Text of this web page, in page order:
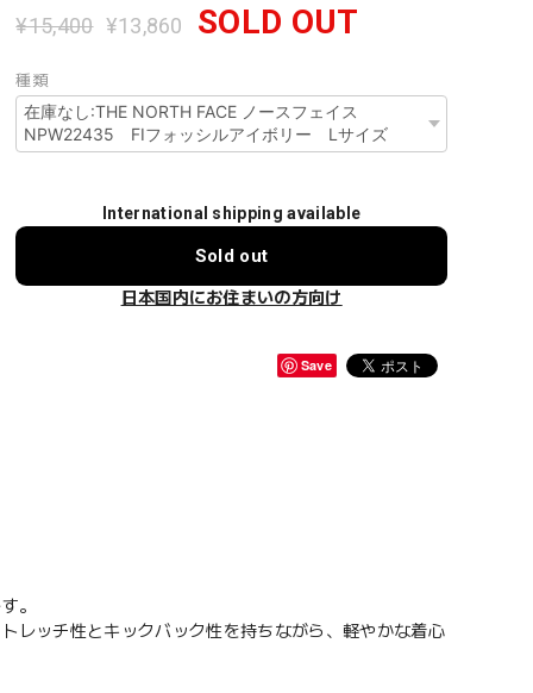
¥15,400 ¥13,860 SOLD OUT
種類
International shipping available
Sold out
日本国内にお住まいの方向け
Save
。
レッチ性とキックバック性を持ちながら、軽やかな着心